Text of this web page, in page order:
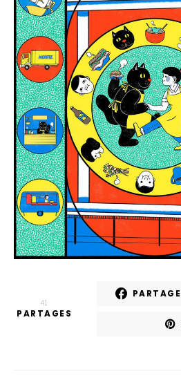
41
PARTAGES
PARTAGE